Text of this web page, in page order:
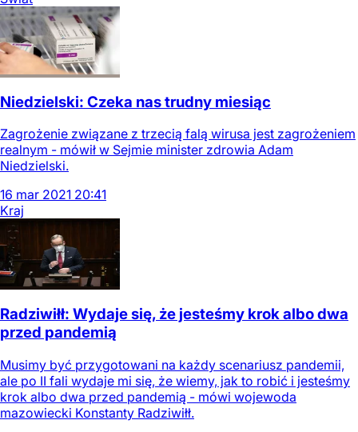
Niedzielski: Czeka nas trudny miesiąc
Zagrożenie związane z trzecią falą wirusa jest zagrożeniem
realnym - mówił w Sejmie minister zdrowia Adam
Niedzielski.
16 mar 2021 20:41
Kraj
Radziwiłł: Wydaje się, że jesteśmy krok albo dwa
przed pandemią
Musimy być przygotowani na każdy scenariusz pandemii,
ale po II fali wydaje mi się, że wiemy, jak to robić i jesteśmy
krok albo dwa przed pandemią - mówi wojewoda
mazowiecki Konstanty Radziwiłł.